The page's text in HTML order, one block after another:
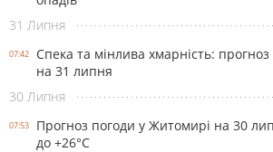
31 Липня
07:42
Спека та мінлива хмарність:
на 31 липня
30 Липня
07:53
Прогноз погоди у Житомирі на 30
до +26°С